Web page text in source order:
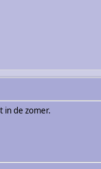
in de zomer.